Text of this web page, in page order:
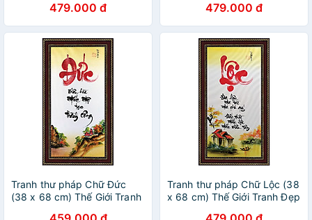
479.000 đ 479.000 đ
Tranh thư pháp Chữ Đức
(38 x 68 cm) Thế Giới Tranh
Tranh thư pháp Chữ Lộc (38
x 68 cm) Thế Giới Tranh Đẹp